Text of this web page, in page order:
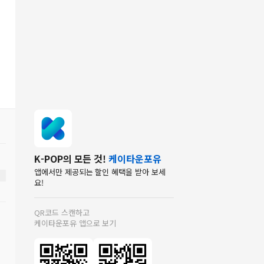
K-POP의 모든 것! 케이타운포유
앱에서만 제공되는 할인 혜택을 받아 보세
요!
QR코드 스캔하고
케이타운포유 앱으로 보기